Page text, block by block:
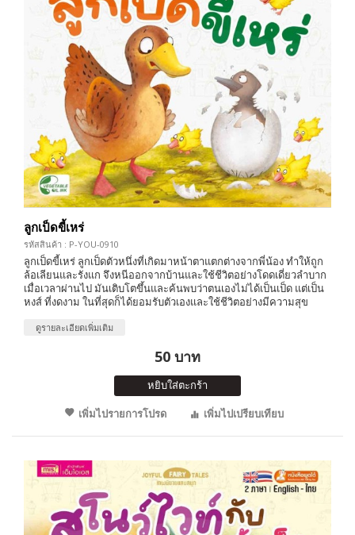
ลูกเป็ดขี้เหร่
รหัสสินค้า : P-YOU-0910
ลูกเป็ดขี้เหร่ ลูกเป็ดตัวหนึ่งที่เกิดมาหน้าตาแตกต่างจากพี่น้อง ทำให้ถูก
ล้อเลียนและรังแก จึงหนีออกจากบ้านและใช้ชีวิตอย่างโดดเดี่ยวลำบาก
เมื่อเวลาผ่านไป มันเติบโตขึ้นและค้นพบว่าตนเองไม่ได้เป็นเป็ด แต่เป็น
หงส์ ที่งดงาม ในที่สุดก็ได้ยอมรับตัวเองและใช้ชีวิตอย่างมีความสุข
ดูรายละเอียดเพิ่มเติม
50 บาท
หยิบใส่ตะกร้า
เพิ่มไปรายการโปรด
เพิ่มไปเปรียบเทียบ